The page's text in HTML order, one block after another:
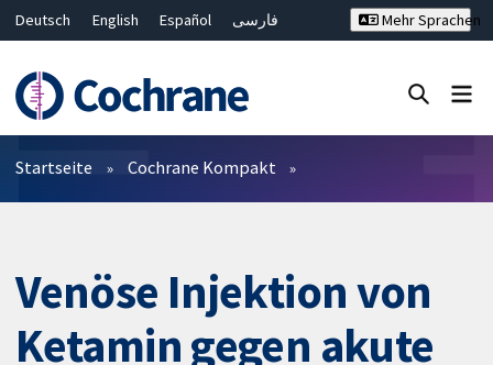
Deutsch English Español
فارسی
Bahasa Malaysia
ไทย
繁體中文
简体中文
Mehr Sprachen
Filter
Startseite Cochrane Kompakt
Venöse Injektion von
Ketamin gegen akute